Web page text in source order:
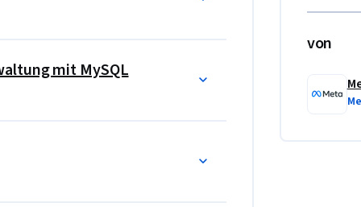
(einschließlich Logos und Symbole), auf
der jeweiligen Inhaber. Die
Eigentümern dieser Marken oder
vermerkt.
mit MySQL
von